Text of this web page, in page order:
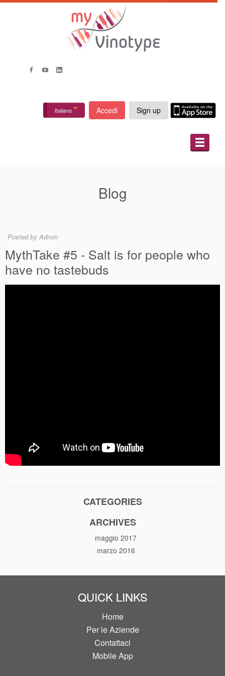
Italiano Accedi Sign up
Blog
10
Posted by Admin
MythTake #5 - Salt is for people who
have no tastebuds
CATEGORIES
ARCHIVES
maggio 2017
marzo 2016
QUICK LINKS
Home
Per le Aziende
Contattaci
Mobile App